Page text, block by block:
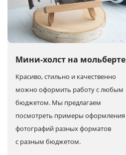
Мини-холст на мольберте
Красиво, стильно и качественно
можно оформить работу с любым
бюджетом. Мы предлагаем
посмотреть примеры оформления
фотографий разных форматов
с разным бюджетом.